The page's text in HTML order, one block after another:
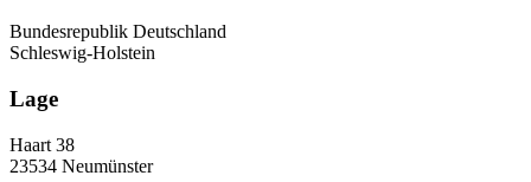
Bundesrepublik Deutschland
Schleswig-Holstein
Lage
Haart 38
23534 Neumünster